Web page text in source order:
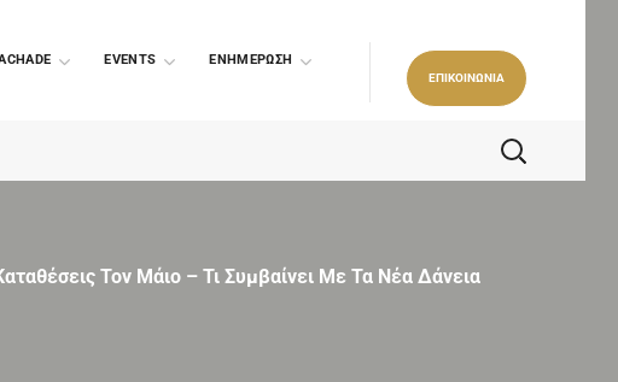
EVENTS ΕΝΗΜΕΡΩΣΗ
ΕΠΙΚΟΙΝΩΝΙΑ
Τον Μάιο – Τι Συμβαίνει Με Τα Νέα Δάνεια